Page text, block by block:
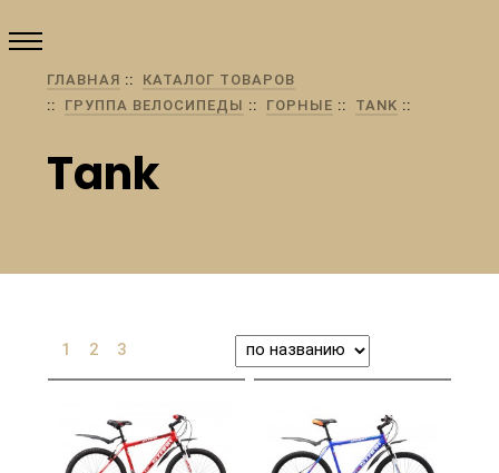
ГЛАВНАЯ
КАТАЛОГ ТОВАРОВ
ГРУППА ВЕЛОСИПЕДЫ
ГОРНЫЕ TANK
Tank
1 2 3